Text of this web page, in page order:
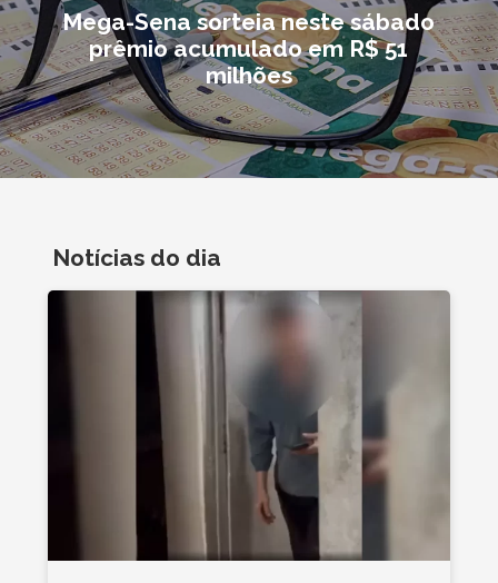
Mega-Sena sorteia neste sábado
prêmio acumulado em R$ 51
milhões
Notícias do dia